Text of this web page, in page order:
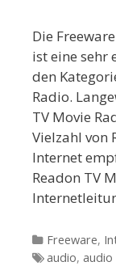
Die
ist eine sehr
den
Radio.
TV Movie
Vielzahl von
Internet
Readon TV
Kategorien
Freeware,
Tags
audio, audio